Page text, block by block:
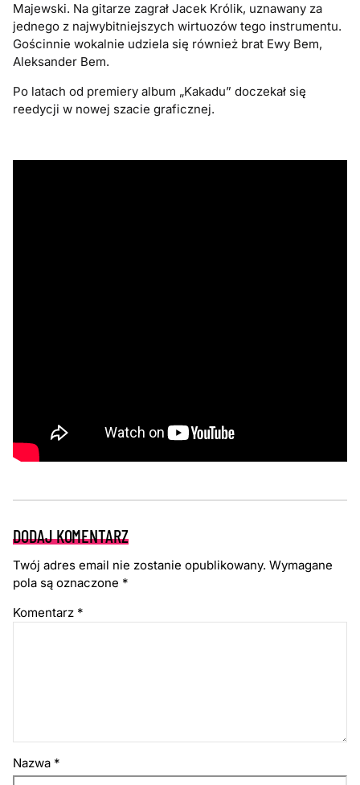
Majewski. Na gitarze zagrał Jacek Królik, uznawany za
jednego z najwybitniejszych wirtuozów tego instrumentu.
Gościnnie wokalnie udziela się również brat Ewy Bem,
Aleksander Bem.
Po latach od premiery album „Kakadu” doczekał się
reedycji w nowej szacie graficznej.
DODAJ KOMENTARZ
Twój adres email nie zostanie opublikowany. Wymagane
pola są oznaczone *
Komentarz *
Nazwa *